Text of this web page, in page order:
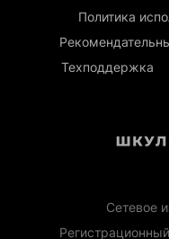
Политика
Техподдержка
Сетевое